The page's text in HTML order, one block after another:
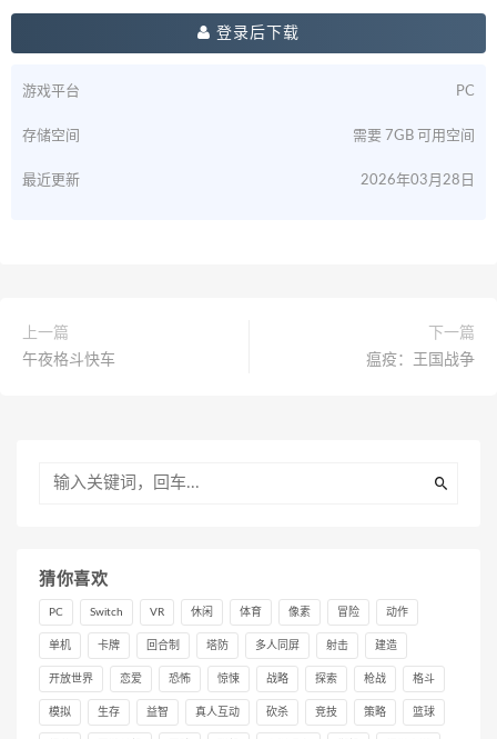
登录后下载
游戏平台 PC
存储空间 需要 7GB 可用空间
最近更新 2026年03月28日
上一篇
午夜格斗快车
下一篇
瘟疫：王国战争
猜你喜欢
PC Switch VR 休闲 体育 像素 冒险 动作
单机 卡牌 回合制 塔防 多人同屏 射击 建造
开放世界 恋爱 恐怖 惊悚 战略 探索 枪战 格斗
模拟 生存 益智 真人互动 砍杀 竞技 策略 篮球